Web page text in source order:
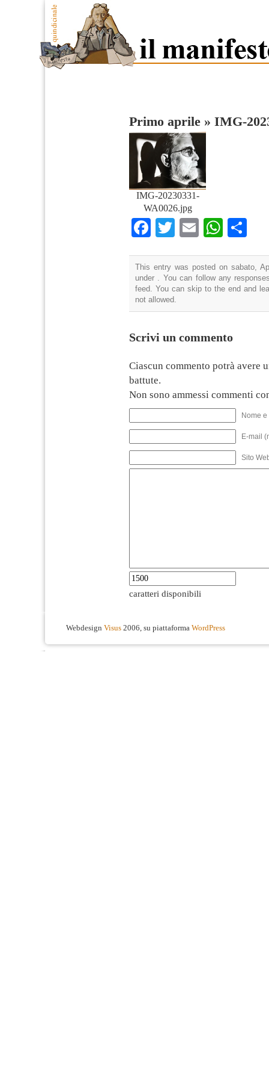
Primo aprile » IMG-
IMG-20230331-
WA0026.jpg
Facebook
TwitterEmail
This entry was posted on sabato,
under . You can follow any
feed. You can skip to the end and
not allowed.
Scrivi un commento
Ciascun commento potrà avere
battute.
Non sono ammessi commenti
Nome
E-mail
Sito
caratteri disponibili
Webdesign Visus 2006, su piattaforma WordPress